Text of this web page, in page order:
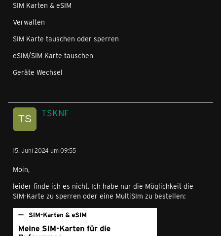
SIM Karten & eSIM
Verwalten
SIM Karte tauschen oder sperren
eSIM/SIM Karte tauschen
Geräte Wechsel
TSKNF
15. Juni 2024 um 09:55
Moin,
leider finde ich es nicht. Ich habe nur die Möglichkeit die
SIM-Karte zu sperren oder eine MultiSIm zu bestellen: